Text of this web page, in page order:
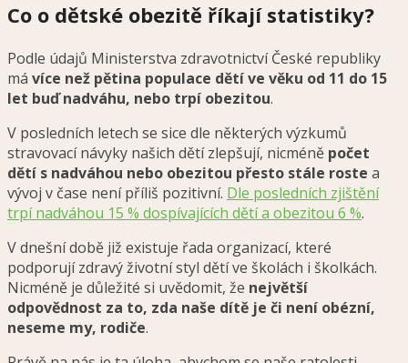
Co o dětské obezitě říkají statistiky?
Podle údajů Ministerstva zdravotnictví České republiky
má více než pětina populace dětí ve věku od 11 do 15
let buď nadváhu, nebo trpí obezitou.
V posledních letech se sice dle některých výzkumů
stravovací návyky našich dětí zlepšují, nicméně počet
dětí s nadváhou nebo obezitou přesto stále roste a
vývoj v čase není příliš pozitivní. Dle posledních zjištění
trpí nadváhou 15 % dospívajících dětí a obezitou 6 %.
V dnešní době již existuje řada organizací, které
podporují zdravý životní styl dětí ve školách i školkách.
Nicméně je důležité si uvědomit, že největší
odpovědnost za to, zda naše dítě je či není obézní,
neseme my, rodiče.